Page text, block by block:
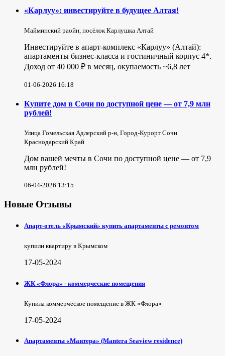
«Карлуу»: инвестируйте в будущее Алтая!
Майминский раойн, посёлок Карлушка Алтай
Инвестируйте в апарт-комплекс «Карлуу» (Алтай):
апартаменты бизнес-класса и гостиничный корпус 4*.
Доход от 40 000 ₽ в месяц, окупаемость ~6,8 лет
01-06-2026 16:18
Купите дом в Сочи по доступной цене — от 7,9 млн
рублей!
Улица Гомельская Адлерский р-н, Город-Курорт Сочи
Краснодарский Край
Дом вашей мечты в Сочи по доступной цене — от 7,9
млн рублей!
06-04-2026 13:15
Новые Отзывы
Апарт-отель «Крымский» купить апартаменты с ремонтом
купили квартиру в Крымском
17-05-2024
ЖК «Флора» - коммерческие помещения
Купила коммерческое помещение в ЖК «Флора»
17-05-2024
Апартаменты «Мантера» (Mantera Seaview rеsidence)